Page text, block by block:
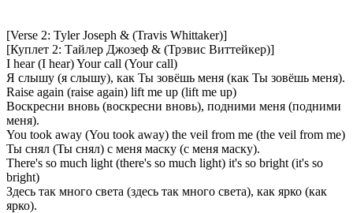
[Verse 2: Tyler Joseph & (Travis Whittaker)]
[Куплет 2: Тайлер Джозеф & (Трэвис Виттейкер)]
I hear (I hear) Your call (Your call)
Я слышу (я слышу), как Ты зовёшь меня (как Ты зовёшь меня).
Raise again (raise again) lift me up (lift me up)
Воскресни вновь (воскресни вновь), подними меня (подними
меня).
You took away (You took away) the veil from me (the veil from me)
Ты снял (Ты снял) с меня маску (с меня маску).
There's so much light (there's so much light) it's so bright (it's so
bright)
Здесь так много света (здесь так много света), как ярко (как
ярко).